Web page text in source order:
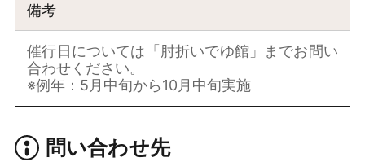
備考
催行日については「肘折いでゆ館」までお問い
合わせください。
※例年：5月中旬から10月中旬実施
問い合わせ先